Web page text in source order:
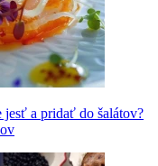
jesť a pridať do šalátov?